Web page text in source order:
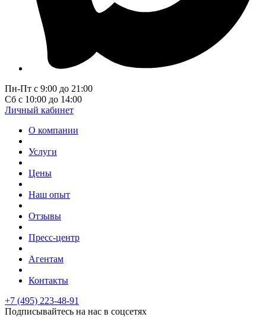
Пн-Пт с 9:00 до 21:00
Сб с 10:00 до 14:00
Личный кабинет
О компании
Услуги
Цены
Наш опыт
Отзывы
Пресс-центр
Агентам
Контакты
+7 (495) 223-48-91
Подписывайтесь на нас в соцсетях